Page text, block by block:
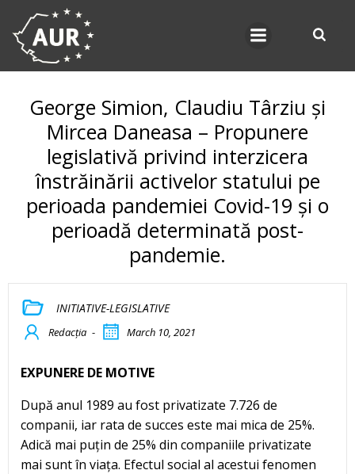
George Simion, Claudiu Târziu și
Mircea Daneasa – Propunere
legislativă privind interzicera
înstrăinării activelor statului pe
perioada pandemiei Covid-19 și o
perioadă determinată post-
pandemie.
INITIATIVE-LEGISLATIVE
Redacția - March 10, 2021
EXPUNERE DE MOTIVE
După anul 1989 au fost privatizate 7.726 de
companii, iar rata de succes este mai mica de 25%.
Adică mai puțin de 25% din companiile privatizate
mai sunt în viața. Efectul social al acestui fenomen